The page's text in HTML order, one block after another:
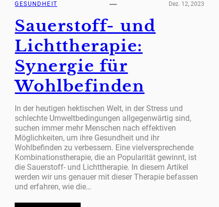
GESUNDHEIT Dez. 12, 2023
Sauerstoff- und
Lichttherapie:
Synergie für
Wohlbefinden
In der heutigen hektischen Welt, in der Stress und
schlechte Umweltbedingungen allgegenwärtig sind,
suchen immer mehr Menschen nach effektiven
Möglichkeiten, um ihre Gesundheit und ihr
Wohlbefinden zu verbessern. Eine vielversprechende
Kombinationstherapie, die an Popularität gewinnt, ist
die Sauerstoff- und Lichttherapie. In diesem Artikel
werden wir uns genauer mit dieser Therapie befassen
und erfahren, wie die…